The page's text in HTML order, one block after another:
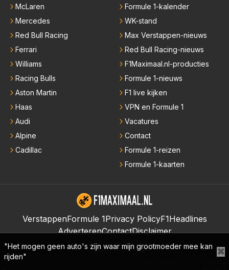
McLaren
Mercedes
Red Bull Racing
Ferrari
Williams
Racing Bulls
Aston Martin
Haas
Audi
Alpine
Cadillac
Formule 1-kalender
WK-stand
Max Verstappen-nieuws
Red Bull Racing-nieuws
F1Maximaal.nl-producties
Formule 1-nieuws
F1 live kijken
VPN en Formule 1
Vacatures
Contact
Formule 1-reizen
Formule 1-kaarten
VerstappenFormule 1Privacy PolicyF1Headlines
AdverterenContactDisclaimer
Formule 1-nieuws
Op F1Maximaal.nl vind je het laatste nieuws over
"Het mogen geen auto's zijn waar mijn grootmoeder mee kan
rijden"
✖